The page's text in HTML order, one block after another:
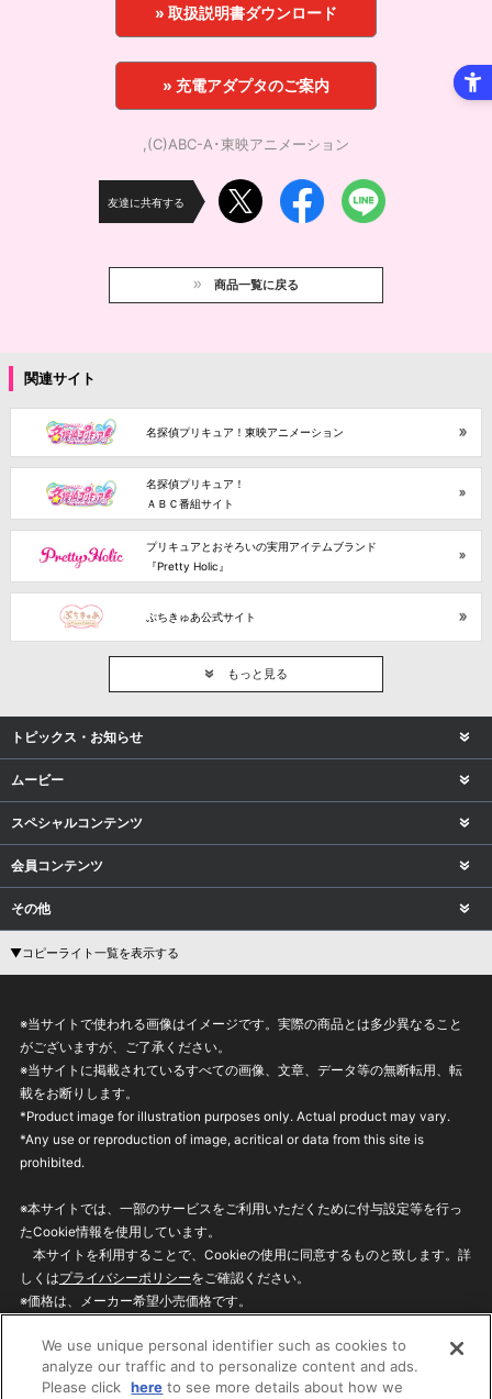
» 取扱説明書ダウンロード
» 充電アダプタのご案内
,(C)ABC-A･東映アニメーション
友達に共有する
商品一覧に戻る
関連サイト
名探偵プリキュア！東映アニメーション
名探偵プリキュア！
ＡＢＣ番組サイト
プリキュアとおそろいの実用アイテムブランド
『Pretty Holic』
ぷちきゅあ公式サイト
もっと見る
トピックス・お知らせ
ムービー
スペシャルコンテンツ
会員コンテンツ
その他
▼コピーライト一覧を表示する
※当サイトで使われる画像はイメージです。実際の商品とは多少異なること
がございますが、ご了承ください。
※当サイトに掲載されているすべての画像、文章、データ等の無断転用、転
載をお断りします。
*Product image for illustration purposes only. Actual product may vary.
*Any use or reproduction of image, acritical or data from this site is
prohibited.
※本サイトでは、一部のサービスをご利用いただくために付与設定等を行っ
たCookie情報を使用しています。
本サイトを利用することで、Cookieの使用に同意するものと致します。詳
しくはプライバシーポリシーをご確認ください。
※価格は、メーカー希望小売価格です。
ざいますのでご了承ください。
We use unique personal identifier such as cookies to
analyze our traffic and to personalize content and ads.
Please click here to see more details about how we